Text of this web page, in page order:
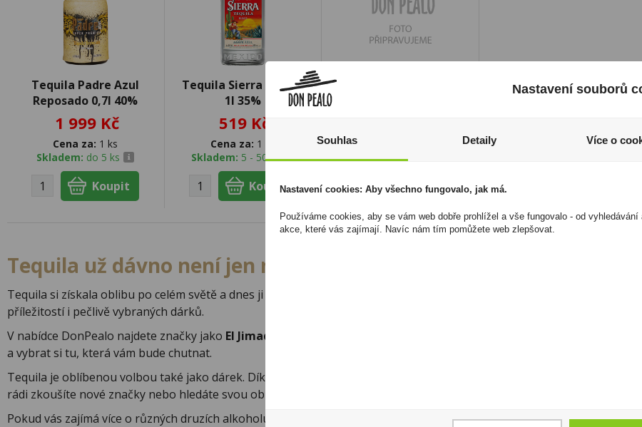
Tequila Padre Azul
Reposado 0,7l 40%
1 999 Kč
Cena za: 1 ks
Skladem: do 5 ks
Tequila Sierra Blanco
1l 35%
519 Kč
Cena za: 1 ks
Skladem: 5 - 50 ks
Skladem:5 - 50 ks
Tequila už dávno není jen na oslavy
Tequila si získala oblibu po celém světě a dnes ji mnoho lidí nevnímá jen jako alkohol určený pro oslavy nebo rychlé
příležitostí i pečlivě vybraných dárků.
V nabídce DonPealo najdete značky jako El Jimador
. Každá z nich nabízí vlastní
a vybrat si tu, která vám bude chutnat.
Tequila je oblíbenou volbou také jako dárek. Díky široké nabídce značek i cenových kategorií snadno vyberete láhev
rádi zkoušíte nové značky nebo hledáte svou oblíbenou, právě tequila nabízí spoustu možností, které stojí za objevení.
Pokud vás zajímá více o různých druzích alkoholu a podle čeho je vybírat, doporučujeme článekDestiláty: Jak
Nastavení souborů
Souhlas Detaily Více o
Nastavení cookies: Aby všechno fungovalo, jak má.
Používáme cookies, aby se vám web dobře prohlížel a vše fungovalo - od vyhledávání
akce, které vás zajímají. Navíc nám tím pomůžete web zlepšovat.